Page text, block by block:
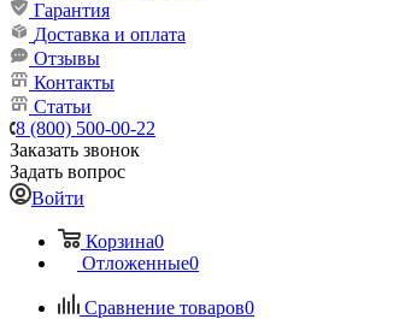
Гарантия
Доставка и оплата
Отзывы
Контакты
Статьи
8 (800) 500-00-22
Заказать звонок
Задать вопрос
Войти
Корзина0
Отложенные0
Сравнение товаров0